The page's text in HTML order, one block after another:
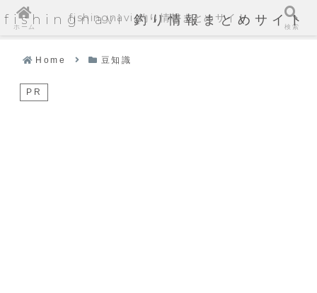
fishingnavi 釣り情報まとめサイト
Home 豆知識
PR
ホーム
fishingnavi 釣り情報まとめサイト
検索